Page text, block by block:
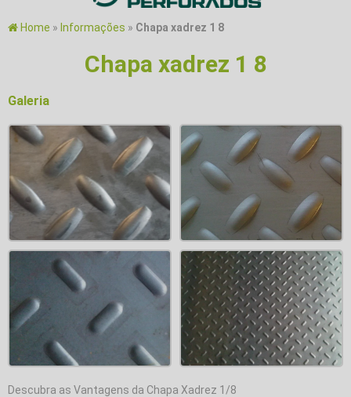
Home » Informações » Chapa xadrez 1 8
Chapa xadrez 1 8
Galeria
Descubra as Vantagens da Chapa Xadrez 1/8